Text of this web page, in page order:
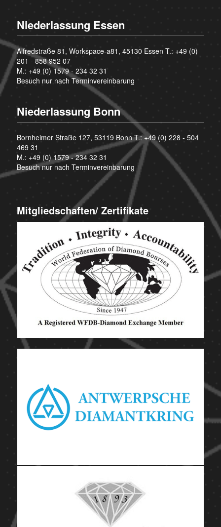
Niederlassung Essen
Alfredstraße 81, Workspace-a81, 45130 Essen T.: +49 (0)
201 - 858 952 07
M.: +49 (0) 1579 - 234 32 31
Besuch nur nach Terminvereinbarung
Niederlassung Bonn
Bornheimer Straße 127, 53119 Bonn T.:+49 (0) 228 - 504
469 31
M.: +49 (0) 1579 - 234 32 31
Besuch nur nach Terminvereinbarung
Mitgliedschaften/ Zertifikate